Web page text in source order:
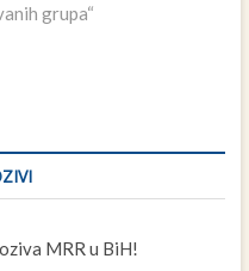
grupa“
MRR u BiH!